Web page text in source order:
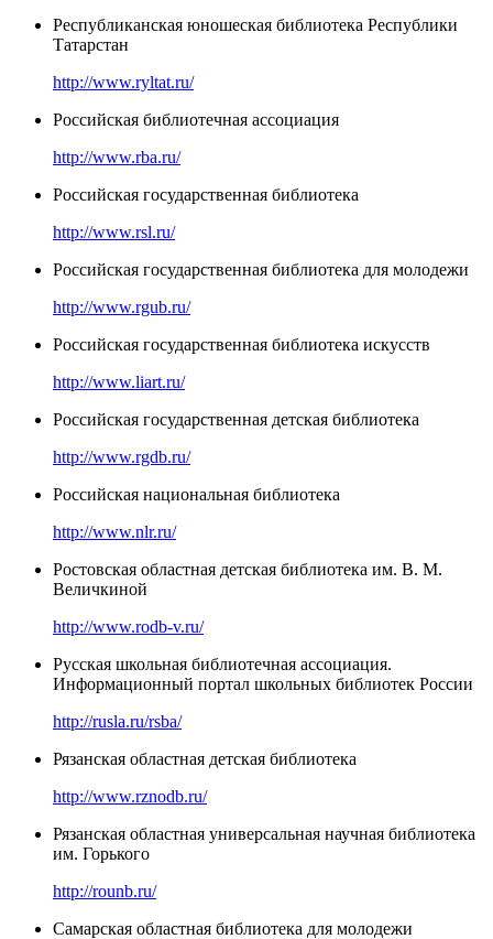
Республиканская юношеская библиотека Республики
Татарстан
http://www.ryltat.ru/
Российская библиотечная ассоциация
http://www.rba.ru/
Российская государственная библиотека
http://www.rsl.ru/
Российская государственная библиотека для молодежи
http://www.rgub.ru/
Российская государственная библиотека искусств
http://www.liart.ru/
Российская государственная детская библиотека
http://www.rgdb.ru/
Российская национальная библиотека
http://www.nlr.ru/
Ростовская областная детская библиотека им. В. М.
Величкиной
http://www.rodb-v.ru/
Русская школьная библиотечная ассоциация.
Информационный портал школьных библиотек России
http://rusla.ru/rsba/
Рязанская областная детская библиотека
http://www.rznodb.ru/
Рязанская областная универсальная научная библиотека
им. Горького
http://rounb.ru/
Самарская областная библиотека для молодежи